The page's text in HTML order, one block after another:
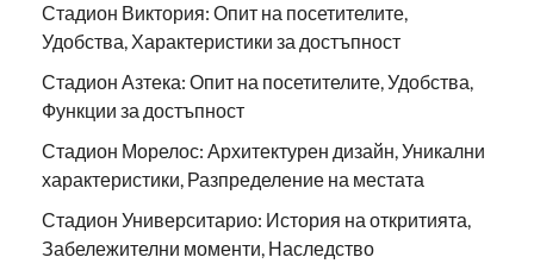
Стадион Виктория: Опит на посетителите,
Удобства, Характеристики за достъпност
Стадион Азтека: Опит на посетителите, Удобства,
Функции за достъпност
Стадион Морелос: Архитектурен дизайн, Уникални
характеристики, Разпределение на местата
Стадион Университарио: История на откритията,
Забележителни моменти, Наследство